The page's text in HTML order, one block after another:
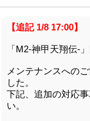
【追記 1/8 17:00】
「M2-神甲天翔伝-
メンテナンスへの
した。
下記、追加の対応
い。